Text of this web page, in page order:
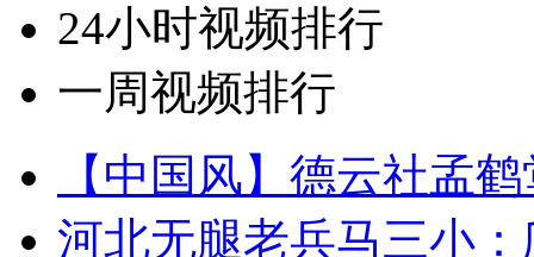
24小时视频排行
一周视频排行
【中国风】德云社孟
河北无腿老兵马三小